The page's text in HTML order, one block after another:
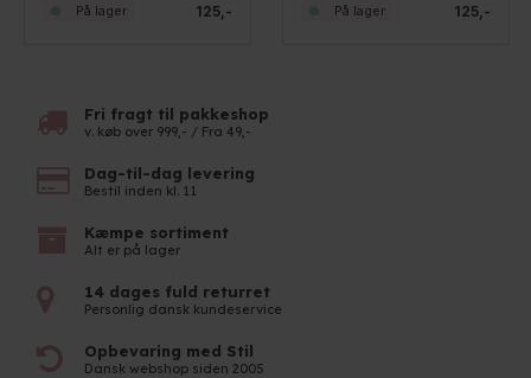
125,-
På lager 125,-
På lager
Fri fragt til pakkeshop
v. køb over 999,- / Fra 49,-
Dag-til-dag levering
Bestil inden kl. 11
Kæmpe sortiment
Alt er på lager
14 dages fuld returret
Personlig dansk kundeservice
Opbevaring med Stil
Dansk webshop siden 2005